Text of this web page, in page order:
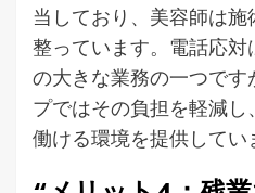
当しており、美容師は
整っています。電話応
の大きな業務の一つで
プではその負担を軽減
働ける環境を提供してい